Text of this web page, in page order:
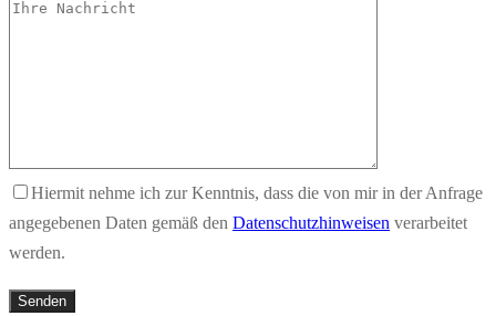
Hiermit nehme ich zur Kenntnis, dass die von mir in der Anfrage
angegebenen Daten gemäß den Datenschutzhinweisen verarbeitet
werden.